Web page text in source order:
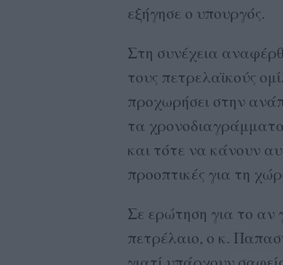
εξήγησε ο υπουργός.
Στη συνέχεια
τους πετρελαϊκούς
προχωρήσει στην
τα χρονοδιαγράμματα
και τότε να κάνουν
προοπτικές για τη
Σε ερώτηση για το αν
πετρέλαιο, ο κ.